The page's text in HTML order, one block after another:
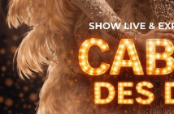
Asociația a fost fondată
personal dificil, ca
contribuție și sens. A
una dintre cele mai mari
antreprenor din
multe orașe, inclusiv la